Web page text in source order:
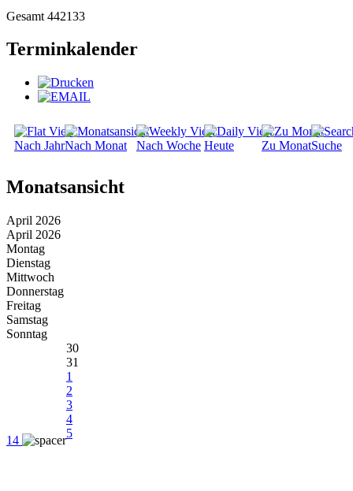
Gesamt 442133
Terminkalender
Nach JahrNach Monat Nach Woche Heute Zu MonatSuche
Monatsansicht
April 2026
April 2026
Montag
Dienstag
Mittwoch
Donnerstag
Freitag
Samstag
Sonntag
14
30
31
1
2
3
4
5